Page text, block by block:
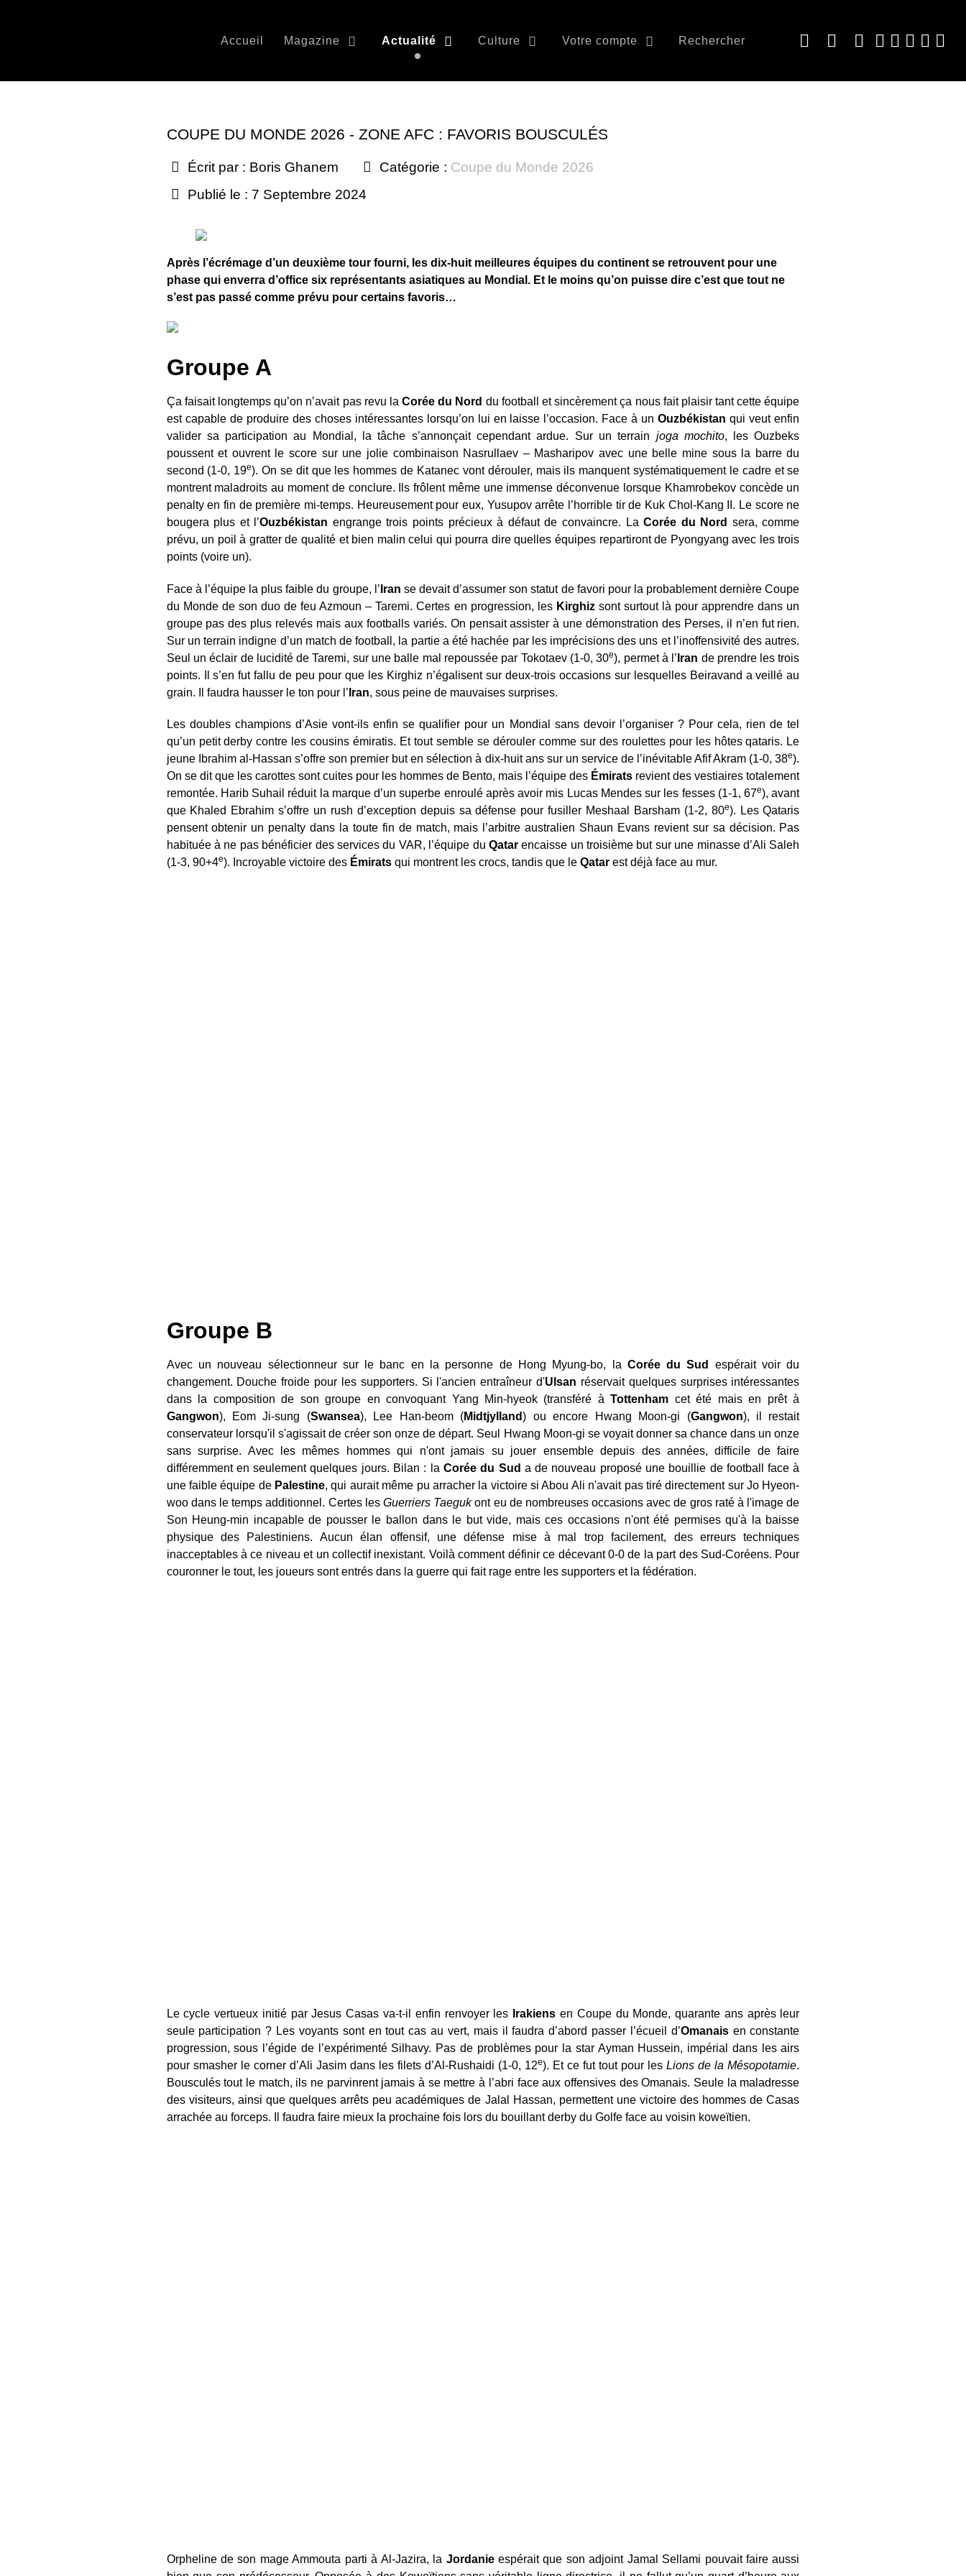
Accueil Magazine Actualité Culture Votre compte Rechercher
COUPE DU MONDE 2026 - ZONE AFC : FAVORIS BOUSCULÉS
Écrit par : Boris Ghanem Catégorie : Coupe du Monde 2026
Publié le : 7 Septembre 2024
Après l’écrémage d’un deuxième tour fourni, les dix-huit meilleures équipes du continent se retrouvent pour une
phase qui enverra d’office six représentants asiatiques au Mondial. Et le moins qu’on puisse dire c’est que tout ne
s’est pas passé comme prévu pour certains favoris…
Groupe A
Ça faisait longtemps qu’on n’avait pas revu laCorée du Nord du football et sincèrement ça nous fait plaisir tant cette équipe
est capable de produire des choses intéressantes lorsqu’on lui en laisse l’occasion. Face à unOuzbékistan qui veut enfin
valider sa participation au Mondial, la tâche s’annonçait cependant ardue. Sur un terrain joga mochito, les Ouzbeks
poussent et ouvrent le score sur une jolie combinaison Nasrullaev – Masharipov avec une belle mine sous la barre du
second (1-0, 19e). On se dit que les hommes de Katanec vont dérouler, mais ils manquent systématiquement le cadre et se
montrent maladroits au moment de conclure. Ils frôlent même une immense déconvenue lorsque Khamrobekov concède un
penalty en fin de première mi-temps. Heureusement pour eux, Yusupov arrête l’horrible tir de Kuk Chol-Kang II. Le score ne
bougera plus et l’Ouzbékistan engrange trois points précieux à défaut de convaincre. LaCorée du Nord sera, comme
prévu, un poil à gratter de qualité et bien malin celui qui pourra dire quelles équipes repartiront de Pyongyang avec les trois
points (voire un).
Face à l’équipe la plus faible du groupe, l’ Iran se devait d’assumer son statut de favori pour la probablement dernière Coupe
du Monde de son duo de feu Azmoun – Taremi. Certes en progression, les Kirghizsont surtout là pour apprendre dans un
groupe pas des plus relevés mais aux footballs variés. On pensait assister à une démonstration des Perses, il n’en fut rien.
Sur un terrain indigne d’un match de football, la partie a été hachée par les imprécisions des uns et l’inoffensivité des autres.
Seul un éclair de lucidité de Taremi, sur une balle mal repoussée par Tokotaev (1-0, 30e), permet à l’ Iran de prendre les trois
points. Il s’en fut fallu de peu pour que les Kirghiz n’égalisent sur deux-trois occasions sur lesquelles Beiravand a veillé au
grain. Il faudra hausser le ton pour l’ Iran, sous peine de mauvaises surprises.
Les doubles champions d’Asie vont-ils enfin se qualifier pour un Mondial sans devoir l’organiser ? Pour cela, rien de tel
qu’un petit derby contre les cousins émiratis. Et tout semble se dérouler comme sur des roulettes pour les hôtes qataris. Le
jeune Ibrahim al-Hassan s’offre son premier but en sélection à dix-huit ans sur un service de l’inévitable Afif Akram (1-0, 38e).
On se dit que les carottes sont cuites pour les hommes de Bento, mais l’équipe des Émirats revient des vestiaires totalement
remontée. Harib Suhail réduit la marque d’un superbe enroulé après avoir mis Lucas Mendes sur les fesses (1-1, 67e), avant
que Khaled Ebrahim s’offre un rush d’exception depuis sa défense pour fusiller Meshaal Barsham (1-2, 80e). Les Qataris
pensent obtenir un penalty dans la toute fin de match, mais l’arbitre australien Shaun Evans revient sur sa décision. Pas
habituée à ne pas bénéficier des services du VAR, l’équipe du Qatarencaisse un troisième but sur une minasse d’Ali Saleh
(1-3, 90+4e). Incroyable victoire des Émiratsqui montrent les crocs, tandis que le Qatarest déjà face au mur.
Groupe B
Avec un nouveau sélectionneur sur le banc en la personne de Hong Myung-bo, la Corée du Sud
espérait voir du
changement. Douche froide pour les supporters. Si l'ancien entraîneur d'Ulsan réservait quelques surprises intéressantes
dans la composition de son groupe en convoquant Yang Min-hyeok (transféré àTottenham cet été mais en prêt à
Gangwon), Eom Ji-sung (Swansea), Lee Han-beom (Midtjylland) ou encore Hwang Moon-gi (Gangwon), il restait
conservateur lorsqu'il s'agissait de créer son onze de départ. Seul Hwang Moon-gi se voyait donner sa chance dans un onze
sans surprise. Avec les mêmes hommes qui n'ont jamais su jouer ensemble depuis des années, difficile de faire
différemment en seulement quelques jours. Bilan : la Corée du Sud a de nouveau proposé une bouillie de football face à
une faible équipe de Palestine, qui aurait même pu arracher la victoire si Abou Ali n'avait pas tiré directement sur Jo Hyeon-
woo dans le temps additionnel. Certes les Guerriers Taegukont eu de nombreuses occasions avec de gros raté à l'image de
Son Heung-min incapable de pousser le ballon dans le but vide, mais ces occasions n'ont été permises qu'à la baisse
physique des Palestiniens. Aucun élan offensif, une défense mise à mal trop facilement, des erreurs techniques
inacceptables à ce niveau et un collectif inexistant. Voilà comment définir ce décevant 0-0 de la part des Sud-Coréens. Pour
couronner le tout, les joueurs sont entrés dans la guerre qui fait rage entre les supporters et la fédération.
Le cycle vertueux initié par Jesus Casas va-t-il enfin renvoyer les Irakiens en Coupe du Monde, quarante ans après leur
seule participation ? Les voyants sont en tout cas au vert, mais il faudra d’abord passer l’écueil d’Omanaisen constante
progression, sous l’égide de l’expérimenté Silhavy. Pas de problèmes pour la star Ayman Hussein, impérial dans les airs
pour smasher le corner d’Ali Jasim dans les filets d’Al-Rushaidi (1-0, 12e). Et ce fut tout pour lesLions de la Mésopotamie.
Bousculés tout le match, ils ne parvinrent jamais à se mettre à l’abri face aux offensives des Omanais. Seule la maladresse
des visiteurs, ainsi que quelques arrêts peu académiques de Jalal Hassan, permettent une victoire des hommes de Casas
arrachée au forceps. Il faudra faire mieux la prochaine fois lors du bouillant derby du Golfe face au voisin koweïtien.
Orpheline de son mage Ammouta parti à Al-Jazira, la Jordanieespérait que son adjoint Jamal Sellami pouvait faire aussi